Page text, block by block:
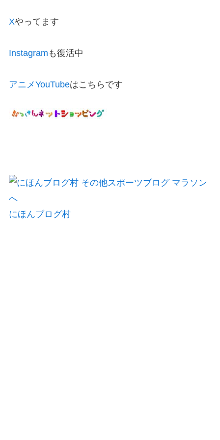
Xやってます
Instagram も復活中
アニメYouTubeはこちらです
にほんブログ村